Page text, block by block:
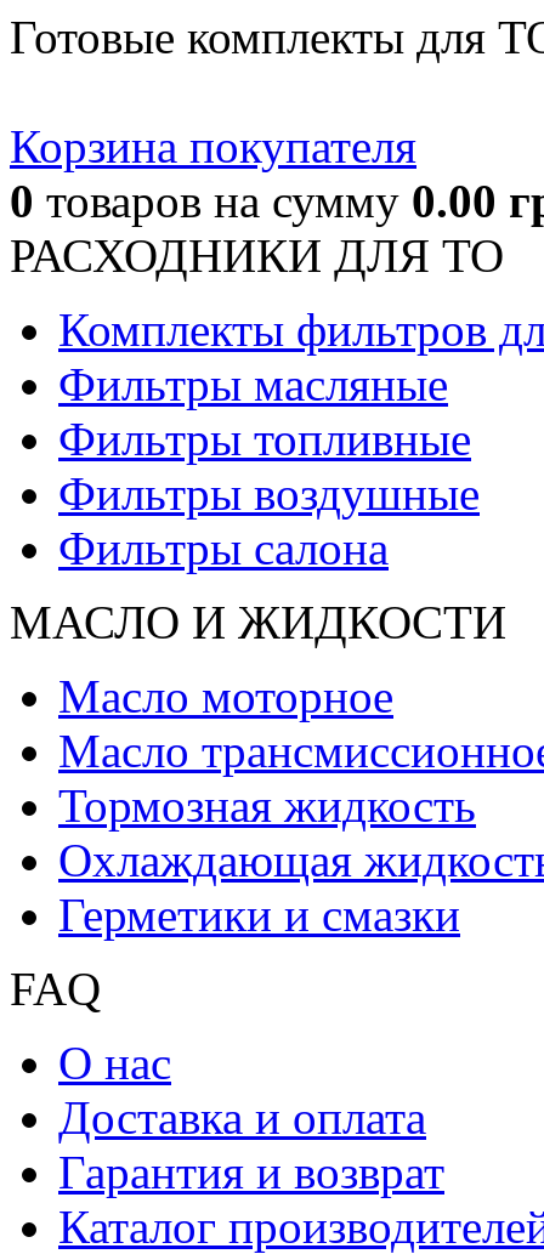
Готовые комплекты для
Корзина покупателя
0 товаров на сумму 0.00
РАСХОДНИКИ ДЛЯ ТО
Комплекты фильтров
Фильтры масляные
Фильтры топливные
Фильтры воздушные
Фильтры салона
МАСЛО И ЖИДКОCТИ
Масло моторное
Масло
Тормозная жидкость
Охлаждающая
Герметики и смазки
FAQ
О нас
Доставка и оплата
Гарантия и возврат
Каталог